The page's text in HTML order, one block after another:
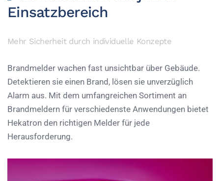
Einsatzbereich
Mehr Sicherheit durch individuelle Konzepte
Brandmelder wachen fast unsichtbar über Gebäude.
Detektieren sie einen Brand, lösen sie unverzüglich
Alarm aus. Mit dem umfangreichen Sortiment an
Brandmeldern für verschiedenste Anwendungen bietet
Hekatron den richtigen Melder für jede
Herausforderung.